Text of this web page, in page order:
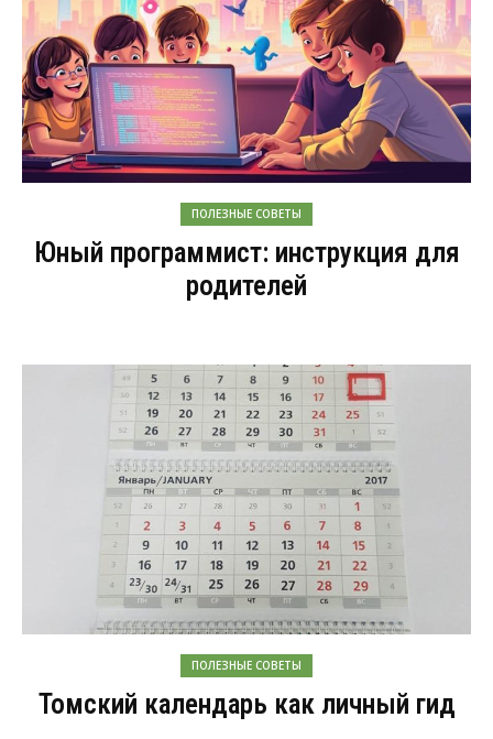
ПОЛЕЗНЫЕ СОВЕТЫ
Юный программист: инструкция для
родителей
ПОЛЕЗНЫЕ СОВЕТЫ
Томский календарь как личный гид